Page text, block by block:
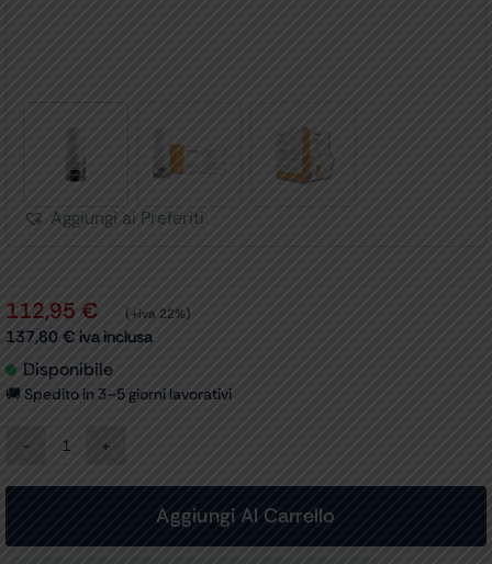
Aggiungi ai Preferiti
112,95 € (+iva 22%)
137,80 € iva inclusa
Disponibile
🚚 Spedito in 3–5 giorni lavorativi
TURBINA
MIR
integrato
Aggiungi Al Carrello